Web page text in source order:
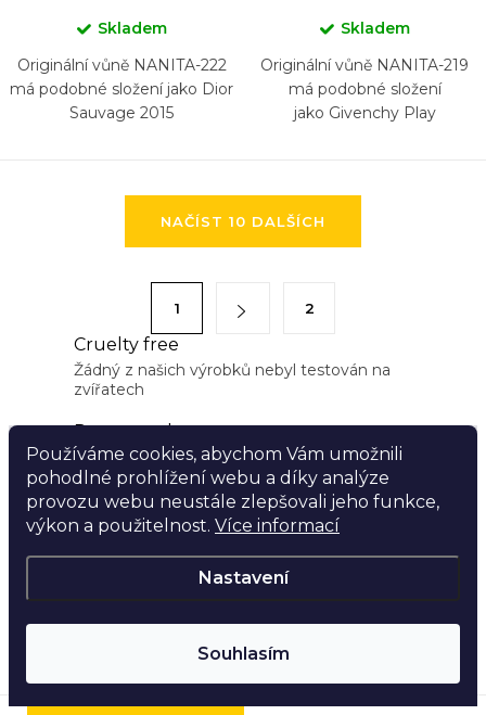
Používáme cookies, abychom Vám umožnili
pohodlné prohlížení webu a díky analýze
provozu webu neustále zlepšovali jeho funkce,
výkon a použitelnost. Více informací
Nastavení
Souhlasím
Skladem
Originální vůně NANITA-222
má podobné složení jako Dior
Sauvage 2015
Skladem
Originální vůně NANITA-219
má podobné složení
jako Givenchy Play
p
NAČÍST 10 DALŠÍCH
1 2
Cruelty free
Žádný z našich výrobků nebyl testován na
zvířatech
Doprava zdarma
Při nákupu nad 1999 Kč platíme dopravu my!
Kamenná prodejna
Naše parfumerie - Nádražní 890/50 Praha Smíchov
Najdi si parfém